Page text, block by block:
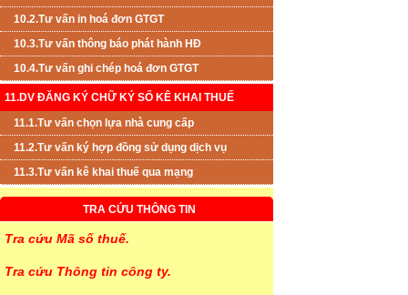
10.2.Tư vấn in hoá đơn GTGT
10.3.Tư vấn thông báo phát hành HĐ
10.4.Tư vấn ghi chép hoá đơn GTGT
11.DV ĐĂNG KÝ CHỮ KÝ SỐ KÊ KHAI THUẾ
11.1.Tư vấn chọn lựa nhà cung cấp
11.2.Tư vấn ký hợp đồng sử dụng dịch vụ
11.3.Tư vấn kê khai thuế qua mạng
TRA CỨU THÔNG TIN
Tra cứu Mã số thuế.
Tra cứu Thông tin công ty.